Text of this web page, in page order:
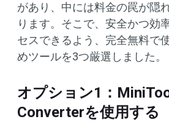
があり、中には料金の罠が隠
ります。そこで、安全かつ効
セスできるよう、完全無料で
めツールを3つ厳選しました。
オプション1：
Converterを使用する